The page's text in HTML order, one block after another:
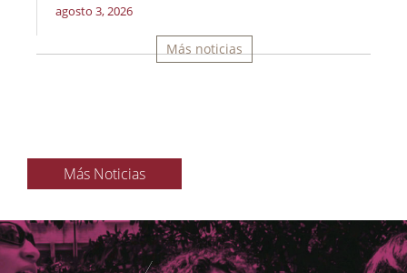
agosto 3, 2026
Más noticias
Más Noticias